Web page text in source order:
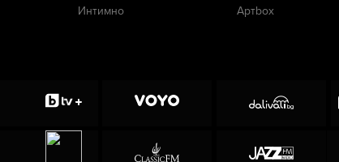
Интимно
Артbox